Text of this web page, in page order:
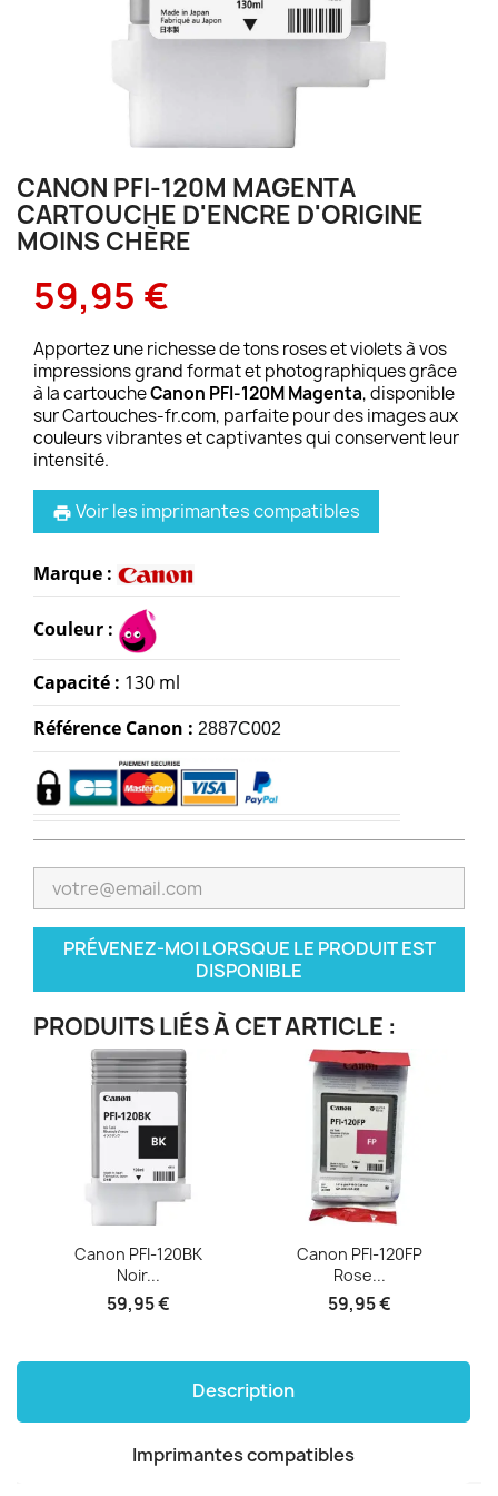
CANON PFI-120M MAGENTA
CARTOUCHE D'ENCRE D'ORIGINE
MOINS CHÈRE
59,95 €
Apportez une richesse de tons roses et violets à vos
impressions grand format et photographiques grâce
à la cartoucheCanon PFI-120M Magenta, disponible
sur Cartouches-fr.com, parfaite pour des images aux
couleurs vibrantes et captivantes qui conservent leur
intensité.
print Voir les imprimantes compatibles
Marque :
Couleur :
Capacité : 130 ml
Référence Canon : 2887C002
PRÉVENEZ-MOI LORSQUE LE PRODUIT EST
DISPONIBLE
PRODUITS LIÉS À CET ARTICLE :
Canon PFI-120BK
Noir...
59,95 €
Canon PFI-120FP
Rose...
59,95 €
Description
Imprimantes compatibles